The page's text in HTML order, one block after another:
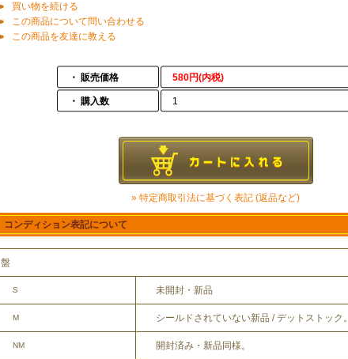
買い物を続ける
この商品について問い合わせる
この商品を友達に教える
・ 販売価格 580円(内税)
・ 購入数 1
» 特定商取引法に基づく表記 (返品など)
コンディション表記について
盤
S 未開封・新品
M シールドされていない新品 / デットストック。
NM 開封済み・新品同様。